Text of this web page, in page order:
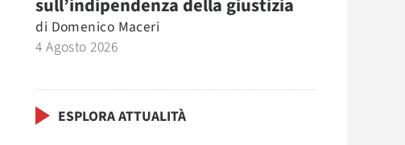
sull’indipendenza della giustizia
di Domenico Maceri
4 Agosto 2026
ESPLORA ATTUALITÀ